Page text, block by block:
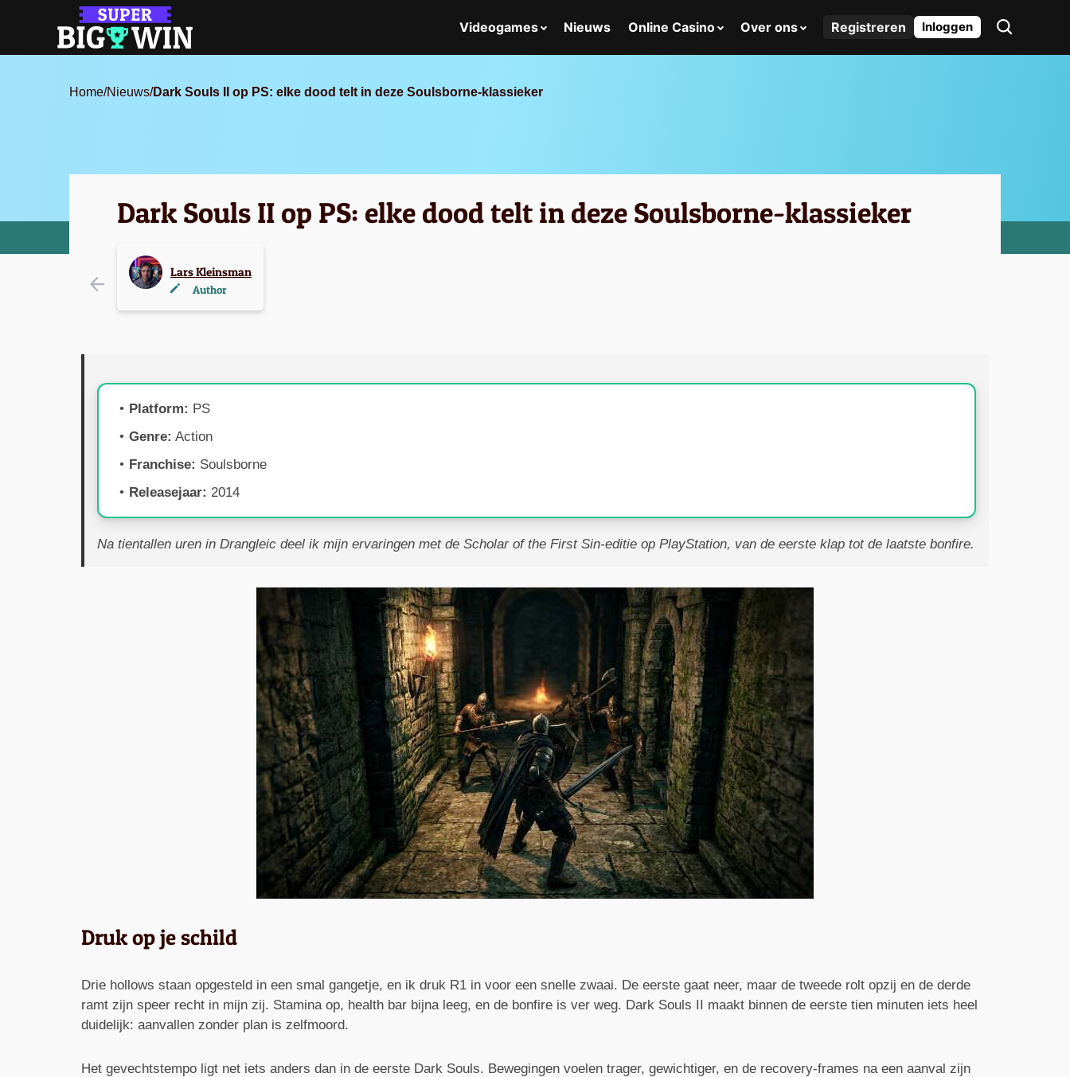
Videogames Nieuws Online Casino Over ons Registreren Inloggen
Home/Nieuws/Dark Souls II op PS: elke dood telt in deze Soulsborne-klassieker
Dark Souls II op PS: elke dood telt in deze Soulsborne-klassieker
Lars Kleinsman
Author
Platform: PS
Genre: Action
Franchise: Soulsborne
Releasejaar: 2014
Na tientallen uren in Drangleic deel ik mijn ervaringen met de Scholar of the First Sin-editie op PlayStation, van de eerste klap tot de laatste bonfire.
Druk op je schild
Drie hollows staan opgesteld in een smal gangetje, en ik druk R1 in voor een snelle zwaai. De eerste gaat neer, maar de tweede rolt opzij en de derde
ramt zijn speer recht in mijn zij. Stamina op, health bar bijna leeg, en de bonfire is ver weg. Dark Souls II maakt binnen de eerste tien minuten iets heel
duidelijk: aanvallen zonder plan is zelfmoord.
Het gevechtstempo ligt net iets anders dan in de eerste Dark Souls. Bewegingen voelen trager, gewichtiger, en de recovery-frames na een aanval zijn